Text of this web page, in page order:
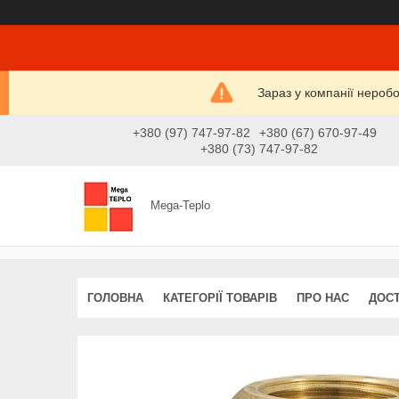
Зараз у компанії
+380 (97) 747-97-82
+380 (67) 670-97-49
+380 (73) 747-97-82
Mega-Teplo
ГОЛОВНА КАТЕГОРІЇ ТОВАРІВ ПРО НАС